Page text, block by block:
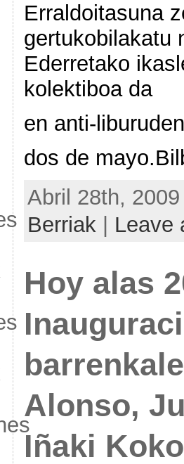
Erraldoitasuna
gertukobilakatu
Ederretako
kolektiboa da
en anti-
dos de
Abril 28th,
Berriak | Leave
Hoy alas
Alonso,
Iñaki